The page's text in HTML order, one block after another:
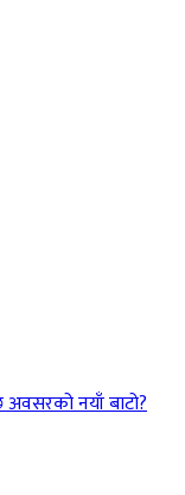
नयाँ बाटो?